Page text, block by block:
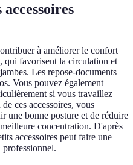
à améliorer le confort
qui favorisent la circulation et
Les repose-documents
Vous pouvez également
si vous travaillez
ces accessoires, vous
une bonne posture et de réduire
concentration. D'après
accessoires peut faire une